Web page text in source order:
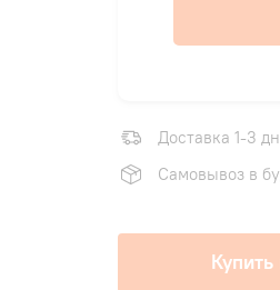
Доставка 1-3
Самовывоз в
Купить